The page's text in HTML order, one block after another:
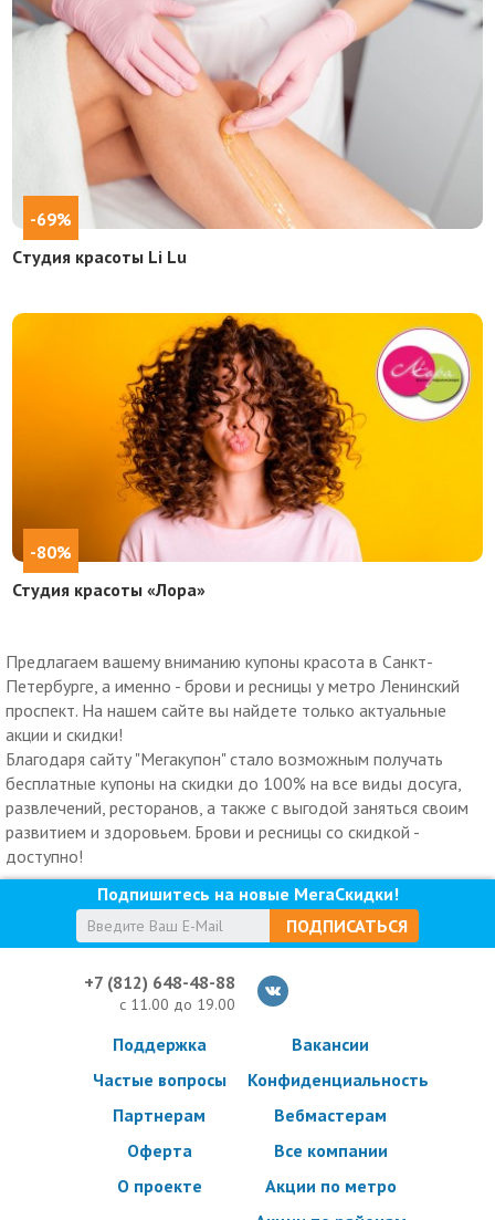
-69%
Cтудия красоты Li Lu
-80%
Студия красоты «Лора»
Предлагаем вашему вниманию купоны красота в Санкт-
Петербурге, а именно - брови и ресницы у метро Ленинский
проспект. На нашем сайте вы найдете только актуальные
акции и скидки!
Благодаря сайту "Мегакупон" стало возможным получать
бесплатные купоны на скидки до 100% на все виды досуга,
развлечений, ресторанов, а также с выгодой заняться своим
развитием и здоровьем. Брови и ресницы со скидкой -
доступно!
Подпишитесь на новые МегаСкидки!
ПОДПИСАТЬСЯ
+7 (812) 648-48-88
с 11.00 до 19.00
Поддержка
Частые вопросы
Партнерам
Оферта
О проекте
Вакансии
Конфиденциальность
Вебмастерам
Все компании
Акции по метро